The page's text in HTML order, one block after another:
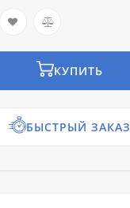
КУПИТЬ
БЫСТРЫЙ ЗАКАЗ